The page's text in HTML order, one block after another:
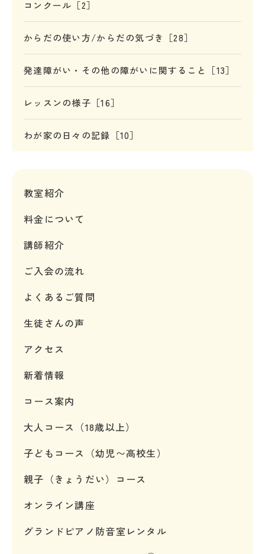
コンクール［2］
からだの使い方/からだの気づき［28］
発達障がい・その他の障がいに関すること［13］
レッスンの様子［16］
わが家の日々の記録［10］
教室紹介
料金について
講師紹介
ご入会の流れ
よくあるご質問
生徒さんの声
アクセス
新着情報
コース案内
大人コース（18歳以上）
子どもコース（幼児〜高校生）
親子（きょうだい）コース
オンライン講座
グランドピアノ防音室レンタル